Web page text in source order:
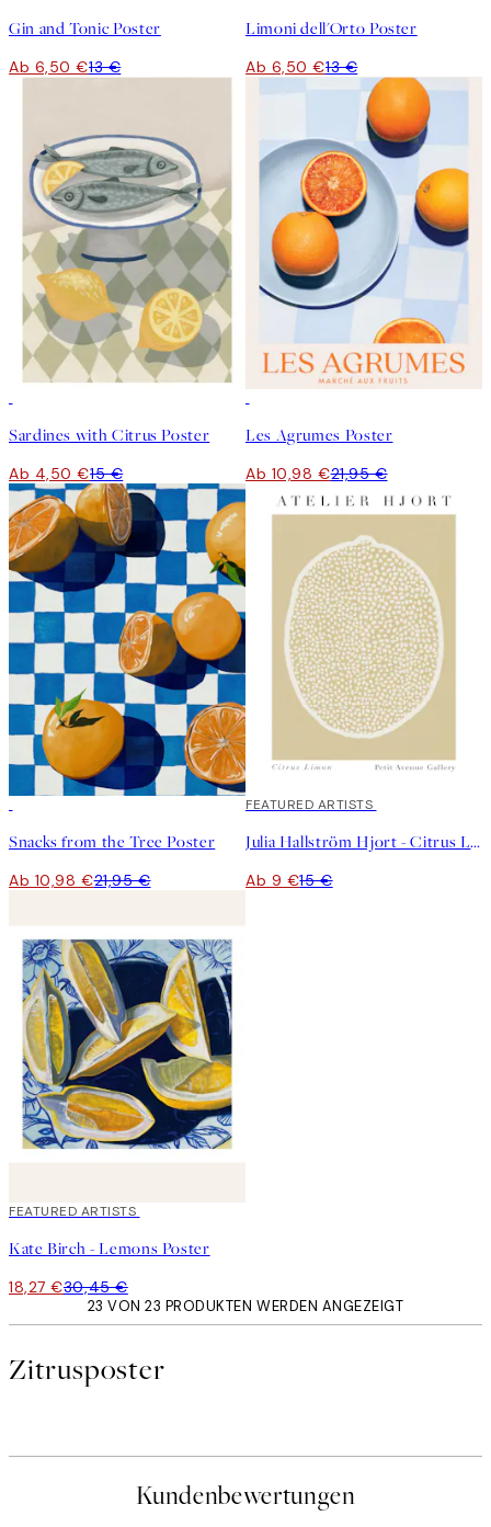
Gin and Tonic Poster
Ab 6,50 €13 €
Limoni dell'Orto Poster
Ab 6,50 €13 €
Sardines with Citrus Poster
Ab 4,50 €15 €
Les Agrumes Poster
Ab 10,98 €21,95 €
Snacks from the Tree Poster
Ab 10,98 €21,95 €
40%*
FEATURED ARTISTS
Julia Hallström Hjort - Citrus Limon Poster
Ab 9 €15 €
40%*
FEATURED ARTISTS
Kate Birch - Lemons Poster
18,27 €30,45 €
23 VON 23 PRODUKTEN WERDEN ANGEZEIGT
Zitrusposter
Kundenbewertungen